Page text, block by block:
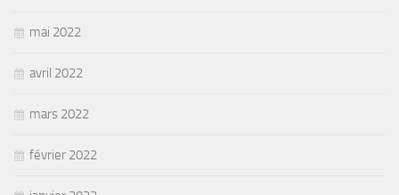
mai 2022
avril 2022
mars 2022
février 2022